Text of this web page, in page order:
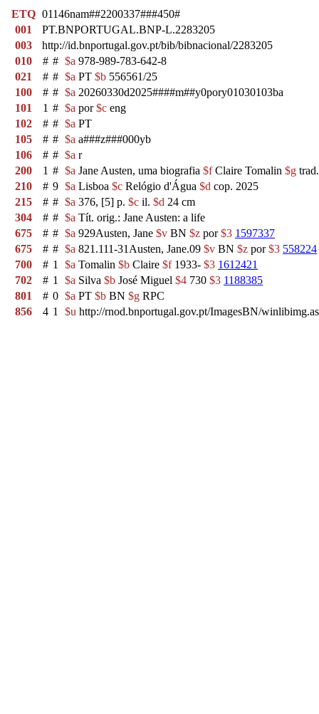
ETQ 01146nam##2200337###450#
001
PT.BNPORTUGAL.BNP-L.2283205
003
http://id.bnportugal.gov.pt/bib/bibnacional/2283205
010
# # $a 978-989-783-642-8
021
# # $a PT $b 556561/25
100
# # $a 20260330d2025####m##y0pory01030103ba
101
1 # $a por$c eng
102
# # $a PT
105
# # $a a###z###000yb
106
# # $a r
200
1 # $a Jane Austen, uma biografia $fClaire Tomalin $g
210
# 9 $a Lisboa $c Relógio d'Água $d cop. 2025
215
# # $a 376, [5] p. $c il. $d 24 cm
304
# # $a Tít. orig.: Jane Austen: a life
675
# # $a 929Austen, Jane $v BN $z por$3 1597337
675
# # $a 821.111-31Austen, Jane.09 $v BN $z por$3 558224
700
# 1 $a Tomalin $b Claire $f1933- $3 1612421
702
# 1 $a Silva $b José Miguel $4 730 $3 1188385
801
# 0 $a PT $b BN $g RPC
856
4 1 $u http://rnod.bnportugal.gov.pt/ImagesBN/